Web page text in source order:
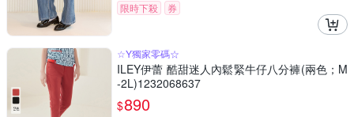
限時下殺 券
☆Y獨家零碼☆
ILEY伊蕾 酷甜迷人內鬆緊牛仔八分褲(兩色；M
-2L)1232068637
$890